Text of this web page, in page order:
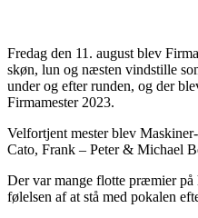
Fredag den 11. august blev
skøn, lun og næsten vindstille
under og efter runden, og der
Firmamester 2023.
Velfortjent mester blev
Cato, Frank – Peter & Michael
Der var mange flotte præmier
følelsen af at stå med pokalen